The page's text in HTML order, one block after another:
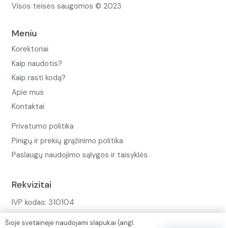
Visos teisės saugomos © 2023
Meniu
Korektoriai
Kaip naudotis?
Kaip rasti kodą?
Apie mus
Kontaktai
Privatumo politika
Pinigų ir prekių grąžinimo politika
Paslaugų naudojimo sąlygos ir taisyklės
Rekvizitai
IVP kodas: 310104
Šioje svetainėje naudojami slapukai (angl.